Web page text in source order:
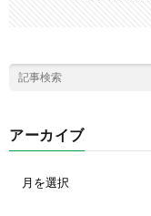
アーカイブ